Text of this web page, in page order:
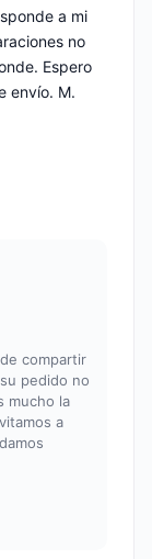
a mi
no
Espero
envío. M.
compartir
pedido no
mucho la
a